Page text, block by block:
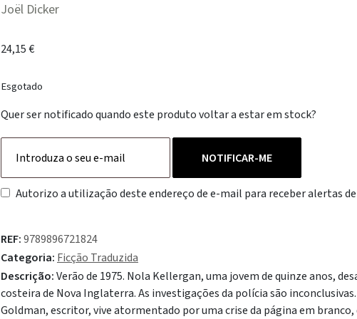
Joël Dicker
24,15€
Esgotado
Quer ser notificado quando este produto voltar a estar em stock?
NOTIFICAR-ME
Autorizo a utilização deste endereço de e-mail para receber alertas
REF:9789896721824
Categoria: Ficção Traduzida
Descrição:Verão de 1975. Nola Kellergan, uma jovem de quinze anos,
costeira de Nova Inglaterra. As investigações da polícia são
Goldman, escritor, vive atormentado por uma crise da página em